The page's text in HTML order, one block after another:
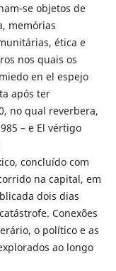
se objetos de
memórias
ética e
nos quais os
en el espejo
após ter
no qual reverbera,
– e El vértigo
concluído com
na capital, em
dois dias
Conexões
o político e as
ao longo